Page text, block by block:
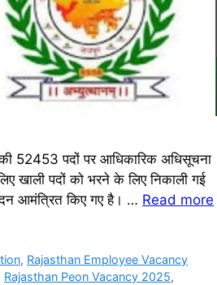
52453 पदों पर आधिकारिक अधिसूचना
लिए खाली पदों को भरने के लिए निकाली गई
आमंत्रित किए गए है। … Read more
, Rajasthan Employee Vacancy
Rajasthan Peon Vacancy 2025,